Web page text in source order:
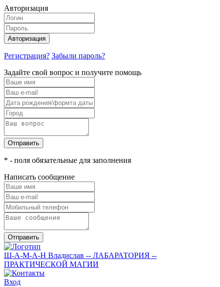
Авторизация
Авторизация
Регистрация? Забыли пароль?
Задайте свой вопрос и получите помощь
Отправить
* - поля обязательные для заполнения
Написать сообщение
Отправить
Ш-А-М-А-Н Владислав -- ЛАБАРАТОРИЯ --
ПРАКТИЧЕСКОЙ МАГИИ
Вход